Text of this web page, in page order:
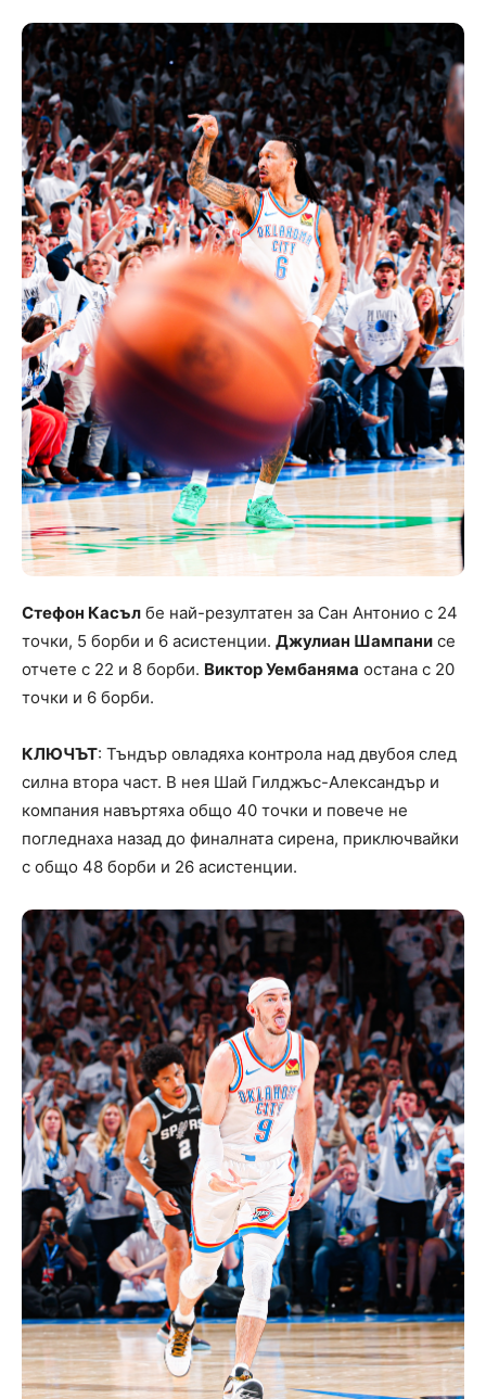
Стефон Касъл бе най-резултатен за Сан Антонио с 24
точки, 5 борби и 6 асистенции. Джулиан Шампани се
отчете с 22 и 8 борби. Виктор Уембаняма остана с 20
точки и 6 борби.
КЛЮЧЪТ: Тъндър овладяха контрола над двубоя след
силна втора част. В нея Шай Гилджъс-Александър и
компания навъртяха общо 40 точки и повече не
погледнаха назад до финалната сирена, приключвайки
с общо 48 борби и 26 асистенции.